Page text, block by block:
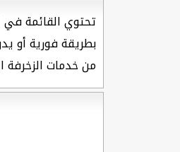
تحتوي القائمة
بطريقة فورية أو
من خدمات الزخرفة